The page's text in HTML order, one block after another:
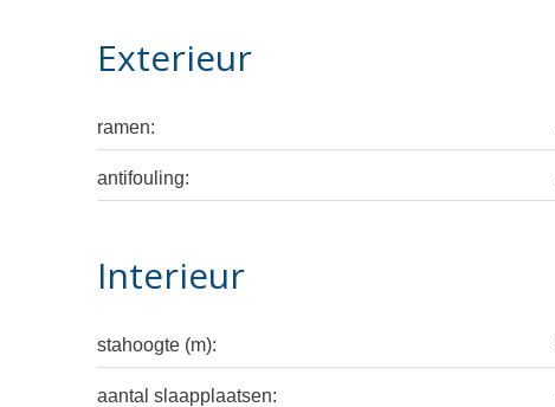
Exterieur
ramen:
antifouling:
Interieur
stahoogte (m):
aantal slaapplaatsen: